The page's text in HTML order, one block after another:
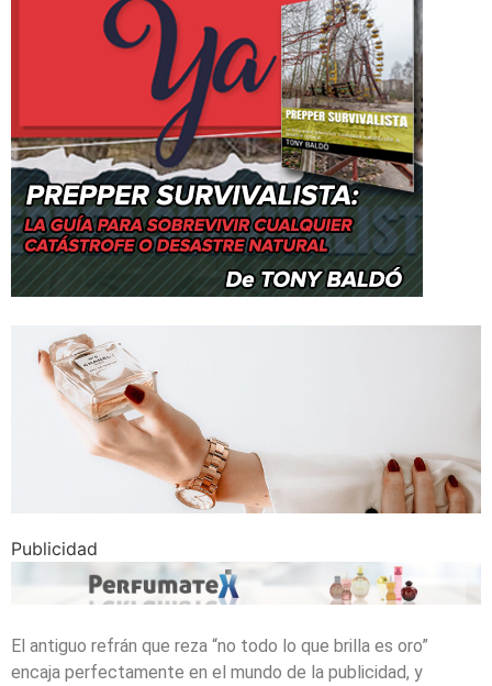
Publicidad
El antiguo refrán que reza “no todo lo que brilla es oro”
encaja perfectamente en el mundo de la publicidad, y